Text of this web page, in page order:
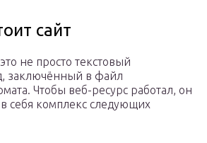
сайт
не просто текстовый
заключённый в файл
Чтобы веб-ресурс работал, он
себя комплекс следующих